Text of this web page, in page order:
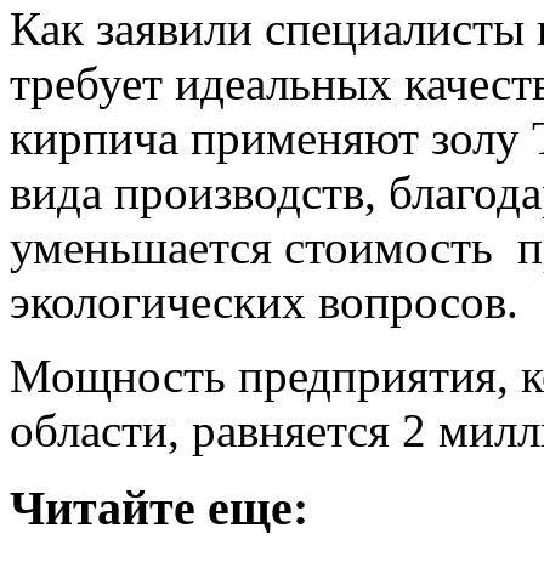
Как заявили
требует идеальных
кирпича применяют золу
вида производств,
уменьшается стоимость
экологических вопросов.
Мощность предприятия,
области, равняется 2
Читайте еще: